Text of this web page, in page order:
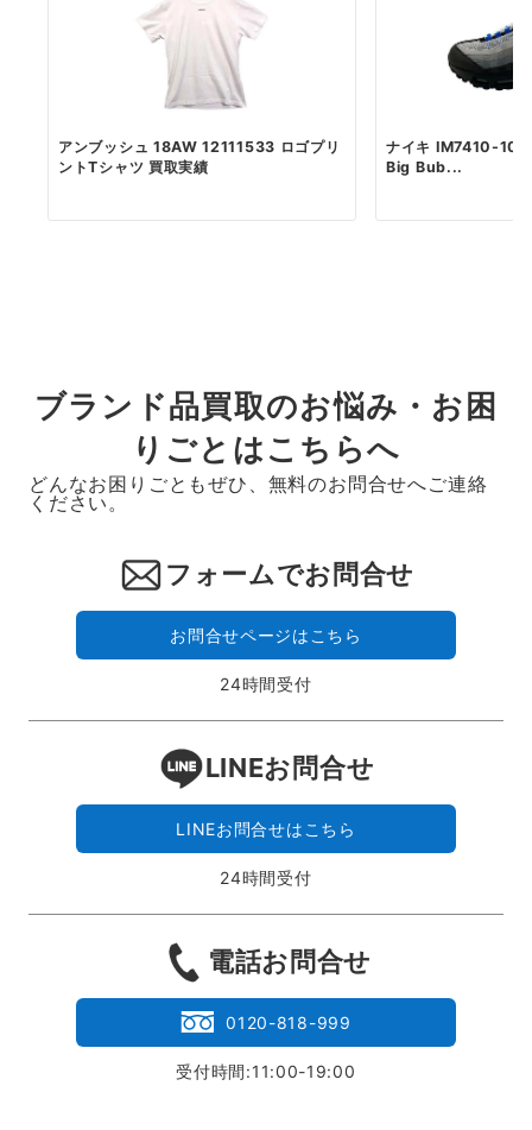
アンブッシュ 18AW 12111533 ロゴプリ
ントTシャツ 買取実績
ナイキ IM7410-
Big Bub...
ブランド品買取のお悩み・お困
りごとはこちらへ
どんなお困りごともぜひ、無料のお問合せへご連絡
ください。
フォームでお問合せ
お問合せページはこちら
24時間受付
LINEお問合せ
LINEお問合せはこちら
24時間受付
電話お問合せ
0120-818-999
受付時間:11:00-19:00